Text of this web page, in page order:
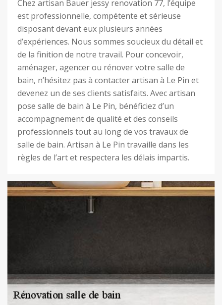
Chez artisan Bauer jessy renovation 77, l’équipe
est professionnelle, compétente et sérieuse
disposant devant eux plusieurs années
d’expériences. Nous sommes soucieux du détail et
de la finition de notre travail. Pour concevoir,
aménager, agencer ou rénover votre salle de
bain, n’hésitez pas à contacter artisan à Le Pin et
devenez un de ses clients satisfaits. Avec artisan
pose salle de bain à Le Pin, bénéficiez d’un
accompagnement de qualité et des conseils
professionnels tout au long de vos travaux de
salle de bain. Artisan à Le Pin travaille dans les
règles de l’art et respectera les délais impartis.